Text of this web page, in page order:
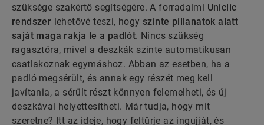
szüksége szakértő segítségére. A forradalmi Uniclic
rendszer lehetővé teszi, hogyszinte pillanatok alatt
saját maga rakja le a padlót. Nincs szükség
ragasztóra, mivel a deszkák szinte automatikusan
csatlakoznak egymáshoz. Abban az esetben, ha a
padló megsérült, és annak egy részét meg kell
javítania, a sérült részt könnyen felemelheti, és új
deszkával helyettesítheti. Már tudja, hogy mit
szeretne? Itt az ideje, hogy feltűrje az ingujját, és